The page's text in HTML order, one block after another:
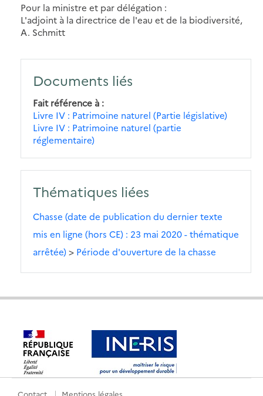
Pour la ministre et par délégation :
L'adjoint à la directrice de l'eau et de la biodiversité,
A. Schmitt
Documents liés
Fait référence à
Livre IV : Patrimoine naturel (Partie législative)
Livre IV : Patrimoine naturel (partie
réglementaire)
Thématiques liées
Chasse (date de publication du dernier texte
mis en ligne (hors CE) : 23 mai 2020 - thématique
arrêtée)> Période d'ouverture de la chasse
Contact Mentions légales